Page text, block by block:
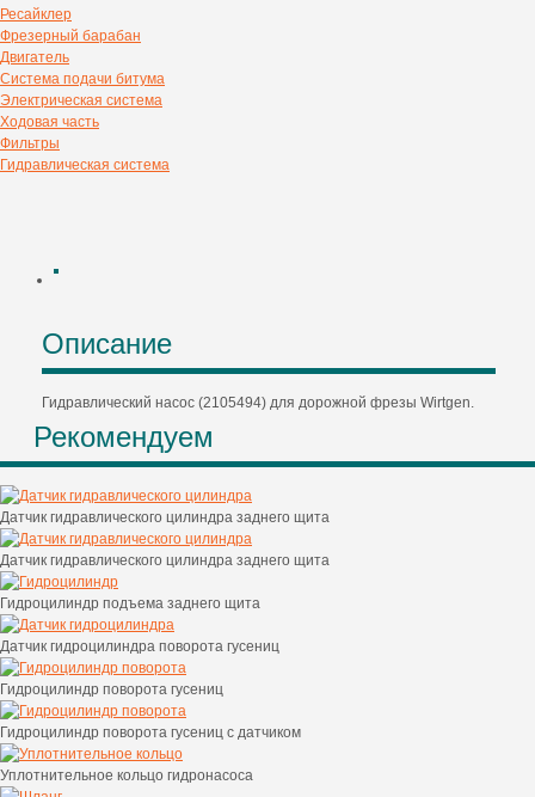
Ресайклер
Фрезерный барабан
Двигатель
Система подачи битума
Электрическая система
Ходовая часть
Фильтры
Гидравлическая система
Описание
Гидравлический насос (2105494) для дорожной фрезы Wirtgen.
Рекомендуем
Датчик гидравлического цилиндра заднего щита
Датчик гидравлического цилиндра заднего щита
Гидроцилиндр подъема заднего щита
Датчик гидроцилиндра поворота гусениц
Гидроцилиндр поворота гусениц
Гидроцилиндр поворота гусениц с датчиком
Уплотнительное кольцо гидронасоса